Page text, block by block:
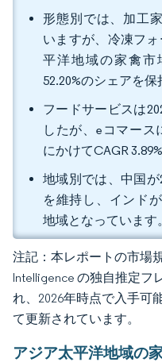
形態別では、加工
いますが、冷凍フ
平洋地域の家禽市
52.20%のシェアを保
フードサービスは
したが、eコマース
にかけてCAGR
地域別では、中国が
を維持し、インド
地域となっています。
注記：本レポートの市場
Intelligence の独自推定フ
れ、2026年時点で入手可
て更新されています。
アジア太平洋地域の